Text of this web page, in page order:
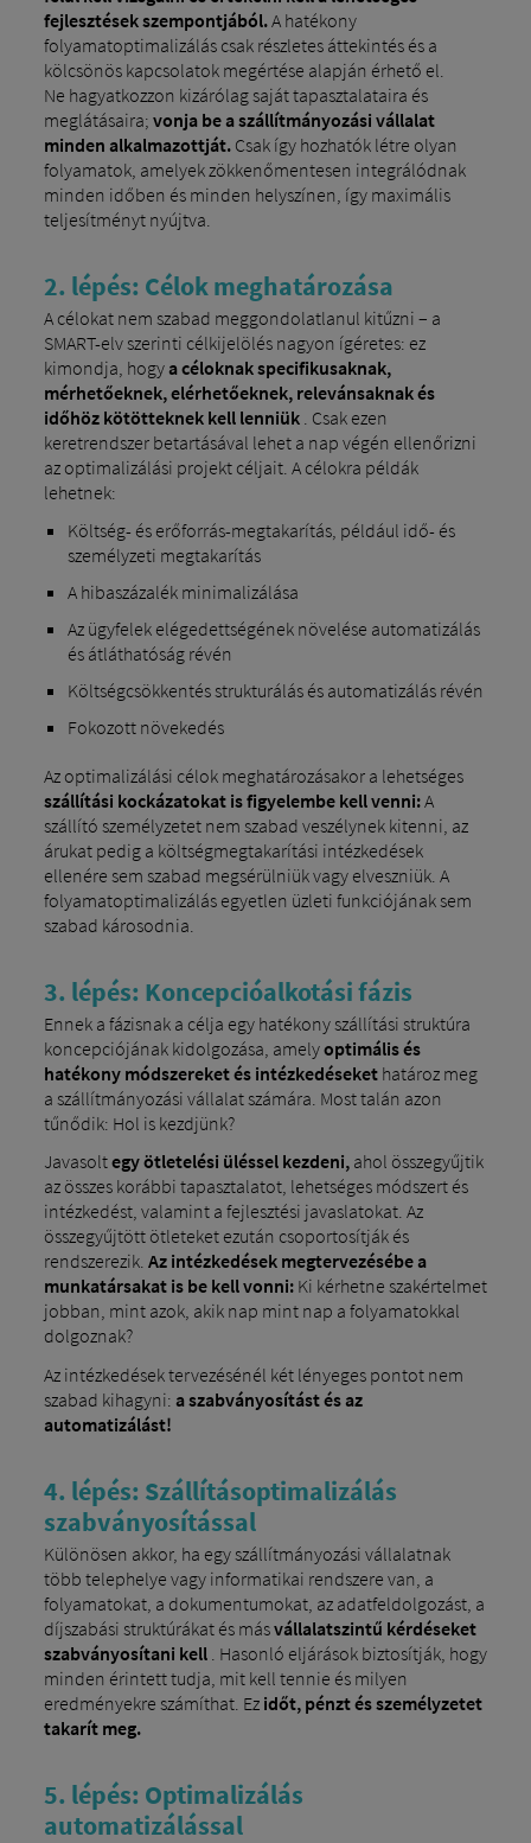
fejlesztések szempontjából.A hatékony
folyamatoptimalizálás csak részletes áttekintés és a
kölcsönös kapcsolatok megértése alapján érhető el.
Ne hagyatkozzon kizárólag saját tapasztalataira és
meglátásaira; vonja be a szállítmányozási vállalat
minden alkalmazottját.Csak így hozhatók létre olyan
folyamatok, amelyek zökkenőmentesen integrálódnak
minden időben és minden helyszínen, így maximális
teljesítményt nyújtva.
2. lépés: Célok meghatározása
A célokat nem szabad meggondolatlanul kitűzni – a
SMART-elv szerinti célkijelölés nagyon ígéretes: ez
kimondja, hogya céloknak specifikusaknak,
mérhetőeknek, elérhetőeknek, relevánsaknak és
időhöz kötötteknek kell lenniük. Csak ezen
keretrendszer betartásával lehet a nap végén ellenőrizni
az optimalizálási projekt céljait. A célokra példák
lehetnek:
Költség- és erőforrás-megtakarítás, például idő- és
személyzeti megtakarítás
A hibaszázalék minimalizálása
Az ügyfelek elégedettségének növelése automatizálás
és átláthatóság révén
Költségcsökkentés strukturálás és automatizálás révén
Fokozott növekedés
Az optimalizálási célok meghatározásakor a lehetséges
szállítási kockázatokat is figyelembe kell venni:A
szállító személyzetet nem szabad veszélynek kitenni, az
árukat pedig a költségmegtakarítási intézkedések
ellenére sem szabad megsérülniük vagy elveszniük. A
folyamatoptimalizálás egyetlen üzleti funkciójának sem
szabad károsodnia.
3. lépés: Koncepcióalkotási fázis
Ennek a fázisnak a célja egy hatékony szállítási struktúra
koncepciójának kidolgozása, amelyoptimális és
hatékony módszereket és intézkedésekethatároz meg
a szállítmányozási vállalat számára. Most talán azon
tűnődik: Hol is kezdjünk?
Javasoltegy ötletelési üléssel kezdeni,ahol összegyűjtik
az összes korábbi tapasztalatot, lehetséges módszert és
intézkedést, valamint a fejlesztési javaslatokat. Az
összegyűjtött ötleteket ezután csoportosítják és
rendszerezik. Az intézkedések megtervezésébe a
munkatársakat is be kell vonni:Ki kérhetne szakértelmet
jobban, mint azok, akik nap mint nap a folyamatokkal
dolgoznak?
Az intézkedések tervezésénél két lényeges pontot nem
szabad kihagyni: a szabványosítást és az
automatizálást!
4. lépés: Szállításoptimalizálás
szabványosítással
Különösen akkor, ha egy szállítmányozási vállalatnak
több telephelye vagy informatikai rendszere van, a
folyamatokat, a dokumentumokat, az adatfeldolgozást, a
díjszabási struktúrákat és másvállalatszintű kérdéseket
szabványosítani kell. Hasonló eljárások biztosítják, hogy
minden érintett tudja, mit kell tennie és milyen
eredményekre számíthat. Ez időt, pénzt és személyzetet
takarít meg.
5. lépés: Optimalizálás
automatizálással